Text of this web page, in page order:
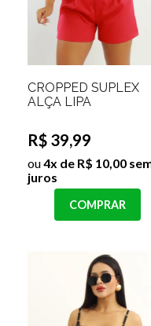
CROPPED SUPLEX
ALÇA LIPA
R$ 39,99
ou4x de R$ 10,00
juros
COMPRAR